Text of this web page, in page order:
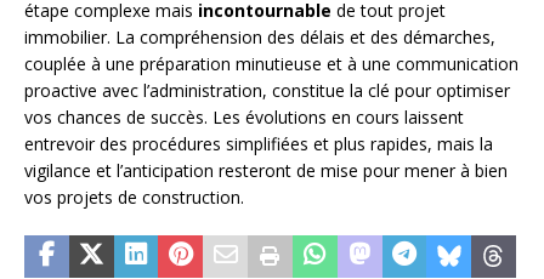
étape complexe mais incontournable de tout projet
immobilier. La compréhension des délais et des démarches,
couplée à une préparation minutieuse et à une communication
proactive avec l’administration, constitue la clé pour optimiser
vos chances de succès. Les évolutions en cours laissent
entrevoir des procédures simplifiées et plus rapides, mais la
vigilance et l’anticipation resteront de mise pour mener à bien
vos projets de construction.